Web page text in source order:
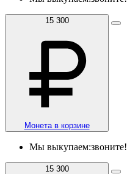
15 300
Монета в корзине
Мы выкупаем:звоните!
15 300